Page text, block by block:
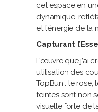
cet espace en
dynamique,
et l’énergie de la
Capturant
L’œuvre que j’ai
utilisation des
TopBun : le rose,
teintes sont non
visuelle forte de